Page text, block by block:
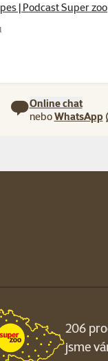
| Podcast Super zoo
Online chat
neboWhatsApp
206
jsme